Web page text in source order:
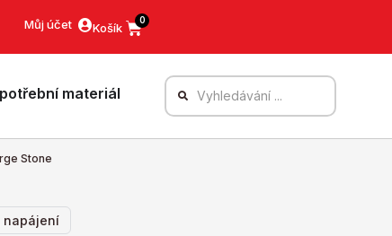
Můj účet 0
materiál
Stone
napájení